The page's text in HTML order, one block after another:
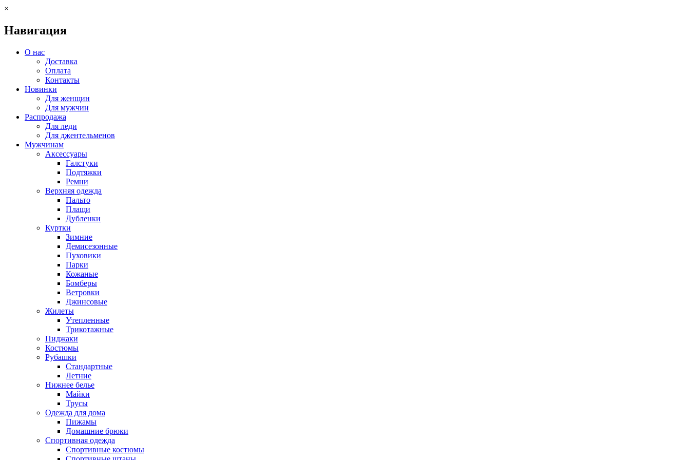
×
Навигация
О нас
Доставка
Оплата
Контакты
Новинки
Для женщин
Для мужчин
Распродажа
Для леди
Для джентельменов
Мужчинам
Аксессуары
Галстуки
Подтяжки
Ремни
Верхняя одежда
Пальто
Плащи
Дубленки
Куртки
Зимние
Демисезонные
Пуховики
Парки
Кожаные
Бомберы
Ветровки
Джинсовые
Жилеты
Утепленные
Трикотажные
Пиджаки
Костюмы
Рубашки
Стандартные
Летние
Нижнее белье
Майки
Трусы
Одежда для дома
Пижамы
Домашние брюки
Спортивная одежда
Спортивные костюмы